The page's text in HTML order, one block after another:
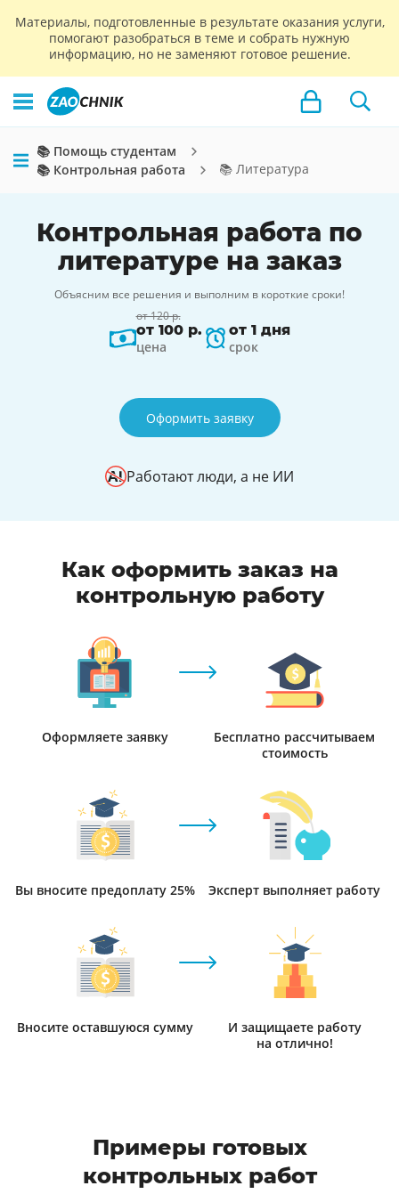
Материалы, подготовленные в результате оказания услуги,
помогают разобраться в теме и собрать нужную
информацию, но не заменяют готовое решение.
📚 Помощь студентам
📚 Контрольная работа
📚 Литература
Контрольная работа по
литературе на заказ
Объясним все решения и выполним в короткие сроки!
от 120 р.
от 100 р.
цена
от 1 дня
срок
Оформить заявку
Работают люди, а не ИИ
Как оформить заказ на
контрольную работу
Оформляете заявку
Бесплатно рассчитываем
стоимость
Вы вносите предоплату 25% Эксперт выполняет работу
Вносите оставшуюся сумму
И защищаете работу
на отлично!
Примеры готовых
контрольных работ